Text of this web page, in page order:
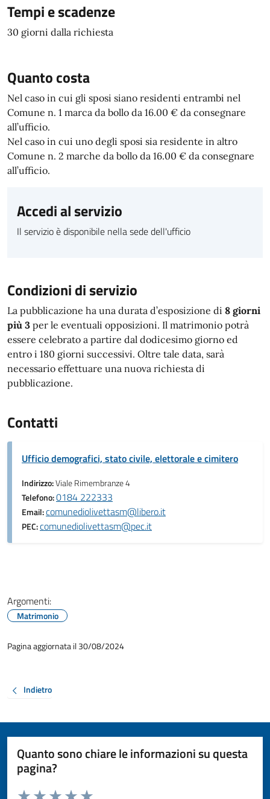
Tempi e scadenze
30 giorni dalla richiesta
Quanto costa
Nel caso in cui gli sposi siano residenti entrambi nel
Comune n. 1 marca da bollo da 16.00 € da consegnare
all’ufficio.
Nel caso in cui uno degli sposi sia residente in altro
Comune n. 2 marche da bollo da 16.00 € da consegnare
all’ufficio.
Accedi al servizio
Il servizio è disponibile nella sede dell'ufficio
Condizioni di servizio
La pubblicazione ha una durata d’esposizione di 8 giorni
più 3 per le eventuali opposizioni. Il matrimonio potrà
essere celebrato a partire dal dodicesimo giorno ed
entro i 180 giorni successivi. Oltre tale data, sarà
necessario effettuare una nuova richiesta di
pubblicazione.
Contatti
Ufficio demografici, stato civile, elettorale e cimitero
Indirizzo:Viale Rimembranze 4
Telefono:0184 222333
Email:comunediolivettasm@libero.it
PEC:comunediolivettasm@pec.it
Argomenti:
Matrimonio
Pagina aggiornata il 30/08/2024
Indietro
Quanto sono chiare le informazioni su questa
pagina?
Valuta da 1 a 5 stelle la pagina